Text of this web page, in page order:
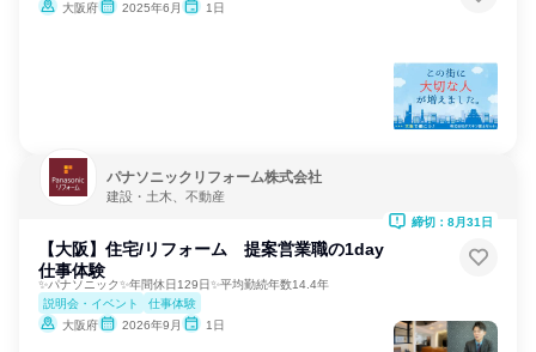
大阪府 2025年6月 1日
パナソニックリフォーム株式会社
建設・土木、不動産
【大阪】住宅/リフォーム 提案営業職の1day
仕事体験
✨パナソニック✨年間休日129日✨平均勤続年数14.4年
説明会・イベント
仕事体験
大阪府
2026年9月 1日
締切：8月31日